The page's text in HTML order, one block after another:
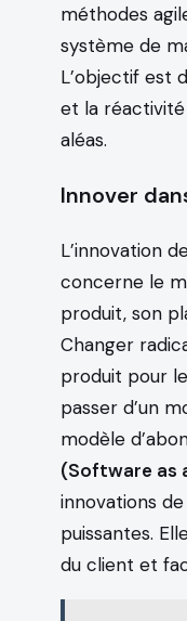
méthodes
système de
L’objectif est
et la réactivité
aléas.
Innover
L’innovation
concerne le
produit, son
Changer
produit pour
passer d’un
modèle
(Software as
innovations
puissantes.
du client et